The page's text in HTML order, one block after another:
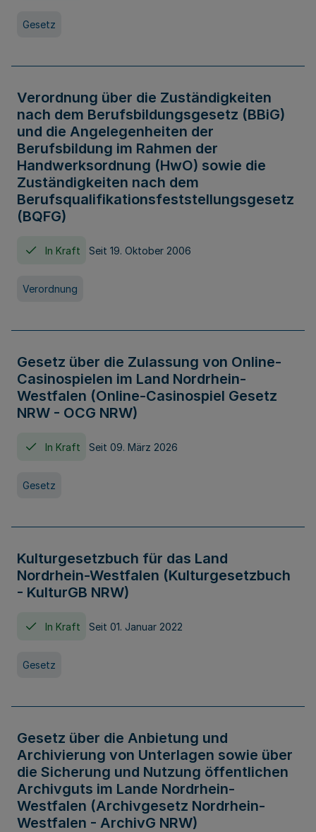
Gesetz
Verordnung über die Zuständigkeiten
nach dem Berufsbildungsgesetz (BBiG)
und die Angelegenheiten der
Berufsbildung im Rahmen der
Handwerksordnung (HwO) sowie die
Zuständigkeiten nach dem
Berufsqualifikationsfeststellungsgesetz
(BQFG)
In Kraft Seit 19. Oktober 2006
Verordnung
Gesetz über die Zulassung von Online-
Casinospielen im Land Nordrhein-
Westfalen (Online-Casinospiel Gesetz
NRW - OCG NRW)
In Kraft Seit 09. März 2026
Gesetz
Kulturgesetzbuch für das Land
Nordrhein-Westfalen (Kulturgesetzbuch
- KulturGB NRW)
In Kraft Seit 01. Januar 2022
Gesetz
Gesetz über die Anbietung und
Archivierung von Unterlagen sowie über
die Sicherung und Nutzung öffentlichen
Archivguts im Lande Nordrhein-
Westfalen (Archivgesetz Nordrhein-
Westfalen - ArchivG NRW)